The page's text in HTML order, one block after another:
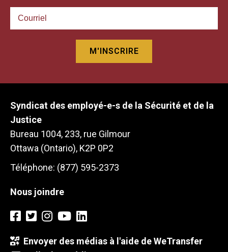
Syndicat des employé-e-s de la Sécurité et de la
Justice
Bureau 1004, 233, rue Gilmour
Ottawa (Ontario), K2P 0P2
Téléphone: (877) 595-2373
Nous joindre
Envoyer des médias à l'aide de WeTransfer